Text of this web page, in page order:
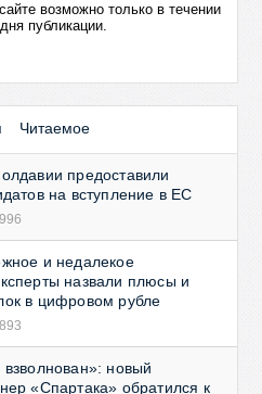
возможно только в течении
публикации.
Читаемое
предоставили
на вступление в ЕС
и недалекое
назвали плюсы и
в цифровом рубле
взволнован»: новый
«Спартака» обратился к